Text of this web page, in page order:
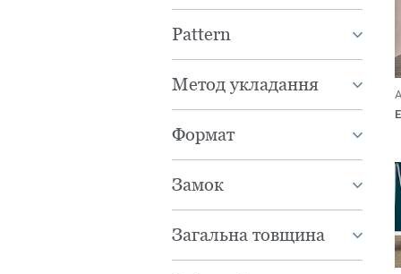
Pattern
Метод укладання
Формат
Замок
Загальна товщина